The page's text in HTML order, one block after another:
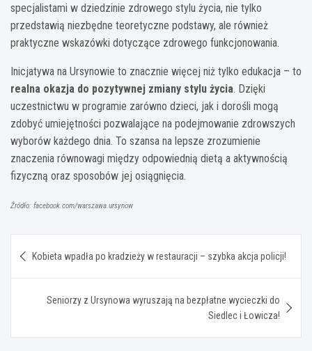
specjalistami w dziedzinie zdrowego stylu życia, nie tylko
przedstawią niezbędne teoretyczne podstawy, ale również
praktyczne wskazówki dotyczące zdrowego funkcjonowania.
Inicjatywa na Ursynowie to znacznie więcej niż tylko edukacja – to
realna okazja do pozytywnej zmiany stylu życia. Dzięki
uczestnictwu w programie zarówno dzieci, jak i dorośli mogą
zdobyć umiejętności pozwalające na podejmowanie zdrowszych
wyborów każdego dnia. To szansa na lepsze zrozumienie
znaczenia równowagi między odpowiednią dietą a aktywnością
fizyczną oraz sposobów jej osiągnięcia.
Źródło: facebook.com/warszawa.ursynow
wpisu
Kobieta wpadła po kradzieży w restauracji – szybka akcja policji!
Seniorzy z Ursynowa wyruszają na bezpłatne wycieczki do
Siedlec i Łowicza!